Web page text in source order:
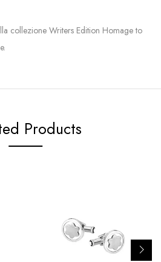
collezione Writers Edition Homage to
Products